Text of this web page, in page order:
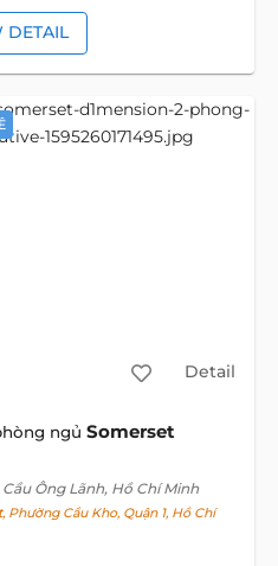
DETAIL
Detail
ngủ Somerset
Ông Lãnh, Hồ Chí Minh
Cầu Kho, Quận 1, Hồ Chí